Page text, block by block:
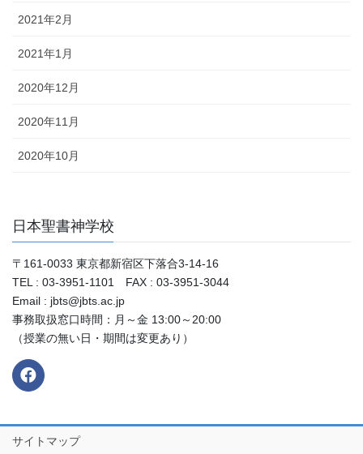
2021年2月
2021年1月
2020年12月
2020年11月
2020年10月
日本聖書神学校
〒161-0033 東京都新宿区下落合3-14-16
TEL : 03-3951-1101 FAX : 03-3951-3044
Email : jbts@jbts.ac.jp
事務取扱窓口時間：月～金 13:00～20:00
（授業の無い日・期間は変更あり）
サイトマップ